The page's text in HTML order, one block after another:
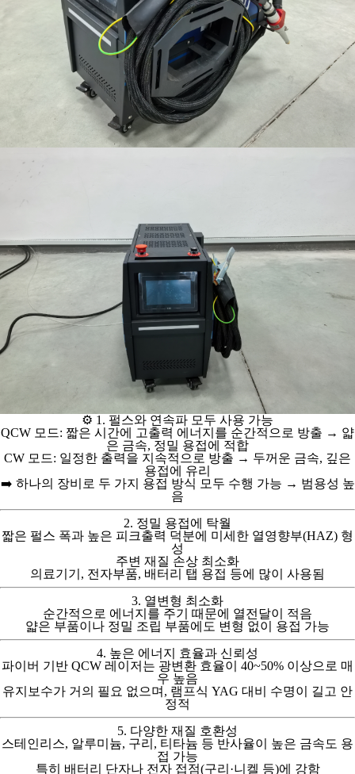
⚙️ 1. 펄스와 연속파 모두 사용 가능
QCW 모드: 짧은 시간에 고출력 에너지를 순간적으로 방출 → 얇
은 금속, 정밀 용접에 적합
CW 모드: 일정한 출력을 지속적으로 방출 → 두꺼운 금속, 깊은
용접에 유리
➡️ 하나의 장비로 두 가지 용접 방식 모두 수행 가능 → 범용성 높
음
2. 정밀 용접에 탁월
짧은 펄스 폭과 높은 피크출력 덕분에 미세한 열영향부(HAZ) 형
성
주변 재질 손상 최소화
의료기기, 전자부품, 배터리 탭 용접 등에 많이 사용됨
3. 열변형 최소화
순간적으로 에너지를 주기 때문에 열전달이 적음
얇은 부품이나 정밀 조립 부품에도 변형 없이 용접 가능
4. 높은 에너지 효율과 신뢰성
파이버 기반 QCW 레이저는 광변환 효율이 40~50% 이상으로 매
우 높음
유지보수가 거의 필요 없으며, 램프식 YAG 대비 수명이 길고 안
정적
5. 다양한 재질 호환성
스테인리스, 알루미늄, 구리, 티타늄 등 반사율이 높은 금속도 용
접 가능
특히 배터리 단자나 전자 접점(구리·니켈 등)에 강함